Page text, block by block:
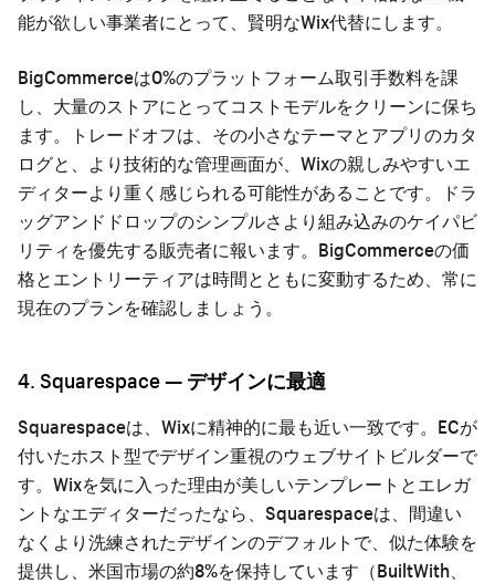
能が欲しい事業者にとって、賢明なWix代替にします。
BigCommerceは0%のプラットフォーム取引手数料を課
し、大量のストアにとってコストモデルをクリーンに保ち
ます。トレードオフは、その小さなテーマとアプリのカタ
ログと、より技術的な管理画面が、Wixの親しみやすいエ
ディターより重く感じられる可能性があることです。ドラ
ッグアンドドロップのシンプルさより組み込みのケイパビ
リティを優先する販売者に報います。BigCommerceの価
格とエントリーティアは時間とともに変動するため、常に
現在のプランを確認しましょう。
4. Squarespace — デザインに最適
Squarespaceは、Wixに精神的に最も近い一致です。ECが
付いたホスト型でデザイン重視のウェブサイトビルダーで
す。Wixを気に入った理由が美しいテンプレートとエレガ
ントなエディターだったなら、Squarespaceは、間違い
なくより洗練されたデザインのデフォルトで、似た体験を
提供し、米国市場の約8%を保持しています（BuiltWith、